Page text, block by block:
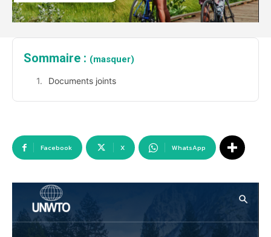
Sommaire : (masquer)
Documents joints
Facebook X WhatsApp